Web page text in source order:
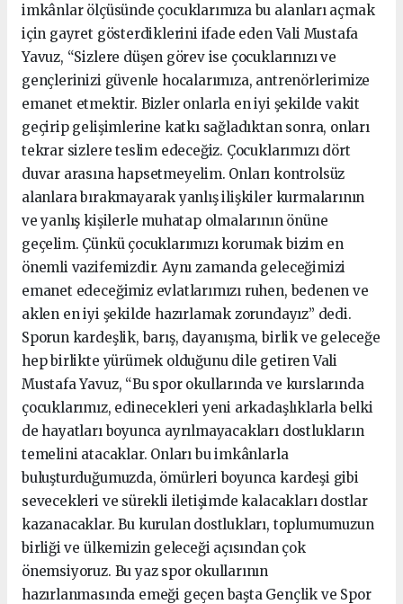
imkânlar ölçüsünde çocuklarımıza bu alanları açmak
için gayret gösterdiklerini ifade eden Vali Mustafa
Yavuz, “Sizlere düşen görev ise çocuklarınızı ve
gençlerinizi güvenle hocalarımıza, antrenörlerimize
emanet etmektir. Bizler onlarla en iyi şekilde vakit
geçirip gelişimlerine katkı sağladıktan sonra, onları
tekrar sizlere teslim edeceğiz. Çocuklarımızı dört
duvar arasına hapsetmeyelim. Onları kontrolsüz
alanlara bırakmayarak yanlış ilişkiler kurmalarının
ve yanlış kişilerle muhatap olmalarının önüne
geçelim. Çünkü çocuklarımızı korumak bizim en
önemli vazifemizdir. Aynı zamanda geleceğimizi
emanet edeceğimiz evlatlarımızı ruhen, bedenen ve
aklen en iyi şekilde hazırlamak zorundayız” dedi.
Sporun kardeşlik, barış, dayanışma, birlik ve geleceğe
hep birlikte yürümek olduğunu dile getiren Vali
Mustafa Yavuz, “Bu spor okullarında ve kurslarında
çocuklarımız, edinecekleri yeni arkadaşlıklarla belki
de hayatları boyunca ayrılmayacakları dostlukların
temelini atacaklar. Onları bu imkânlarla
buluşturduğumuzda, ömürleri boyunca kardeşi gibi
sevecekleri ve sürekli iletişimde kalacakları dostlar
kazanacaklar. Bu kurulan dostlukları, toplumumuzun
birliği ve ülkemizin geleceği açısından çok
önemsiyoruz. Bu yaz spor okullarının
hazırlanmasında emeği geçen başta Gençlik ve Spor